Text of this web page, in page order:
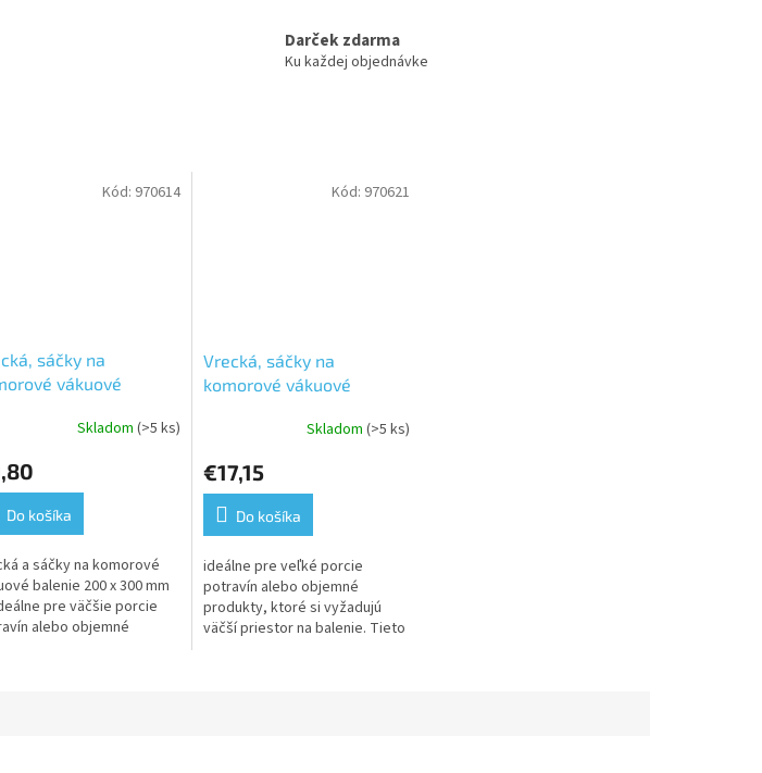
Darček zdarma
Ku každej objednávke
sáčky na
vákuové
Skladom (>5 ks)
Do košíka
a sáčky na komorové
balenie 200 x 300 mm
pre väčšie porcie
alebo objemné
Kód: 970614
Vrecká, sáčky na
komorové vákuové
Skladom(>5 ks)
€17,15
Do košíka
ideálne pre veľké porcie
potravín alebo objemné
produkty, ktoré si vyžadujú
väčší priestor na balenie. Tieto
Kód: 970621